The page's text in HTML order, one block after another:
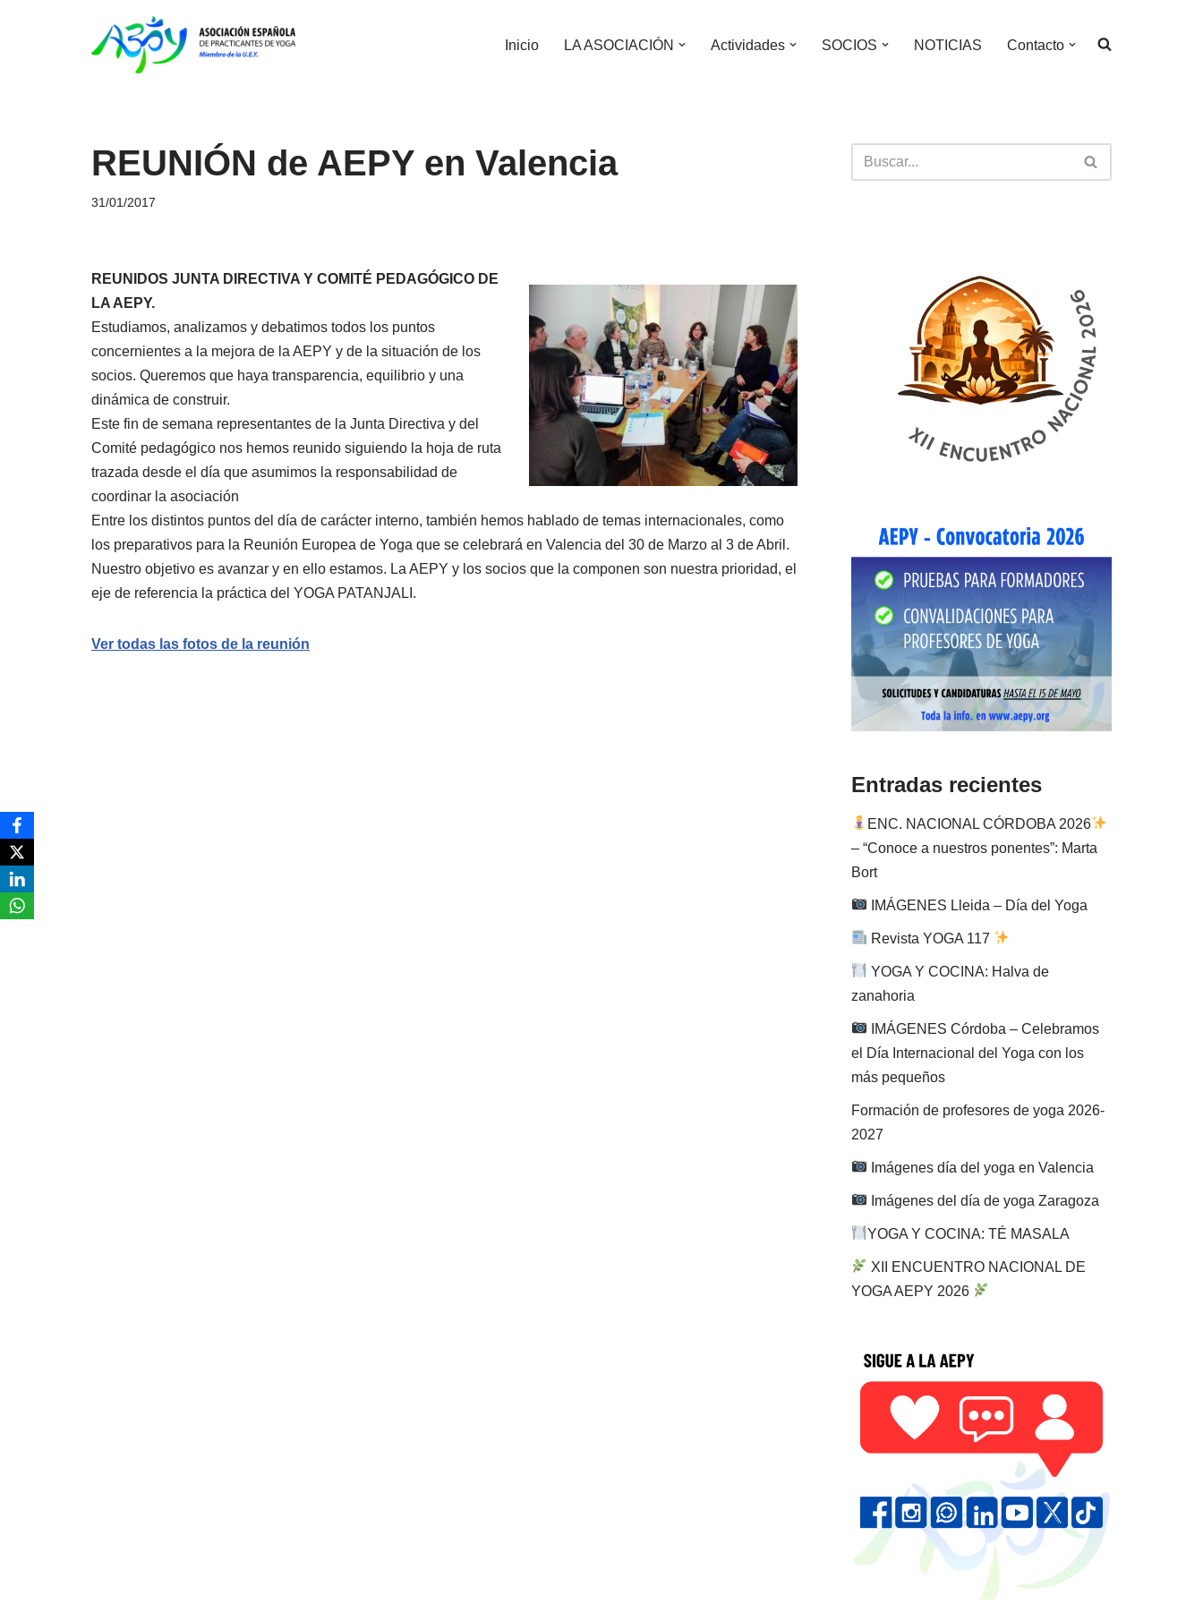
Inicio LA ASOCIACIÓN Actividades SOCIOS NOTICIAS Contacto
REUNIÓN de AEPY en Valencia
31/01/2017
REUNIDOS JUNTA DIRECTIVA Y COMITÉ PEDAGÓGICO DE
LA AEPY.
Estudiamos, analizamos y debatimos todos los puntos
concernientes a la mejora de la AEPY y de la situación de los
socios. Queremos que haya transparencia, equilibrio y una
dinámica de construir.
Este fin de semana representantes de la Junta Directiva y del
Comité pedagógico nos hemos reunido siguiendo la hoja de ruta
trazada desde el día que asumimos la responsabilidad de
coordinar la asociación
Entre los distintos puntos del día de carácter interno, también hemos hablado de temas internacionales, como
los preparativos para la Reunión Europea de Yoga que se celebrará en Valencia del 30 de Marzo al 3 de Abril.
Nuestro objetivo es avanzar y en ello estamos. La AEPY y los socios que la componen son nuestra prioridad, el
eje de referencia la práctica del YOGA PATANJALI.
Ver todas las fotos de la reunión
Entradas recientes
ENC. NACIONAL CÓRDOBA 2026
– “Conoce a nuestros ponentes”: Marta
Bort
IMÁGENES Lleida – Día del Yoga
Revista YOGA 117
YOGA Y COCINA: Halva de
zanahoria
IMÁGENES Córdoba – Celebramos
el Día Internacional del Yoga con los
más pequeños
Formación de profesores de yoga 2026-
2027
Imágenes día del yoga en Valencia
Imágenes del día de yoga Zaragoza
YOGA Y COCINA: TÉ MASALA
XII ENCUENTRO NACIONAL DE
YOGA AEPY 2026